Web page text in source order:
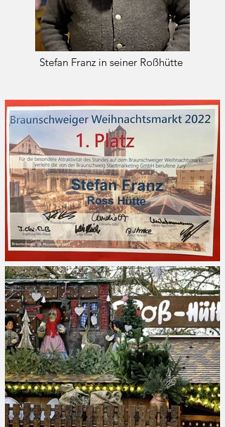
Stefan Franz in seiner Roßhütte